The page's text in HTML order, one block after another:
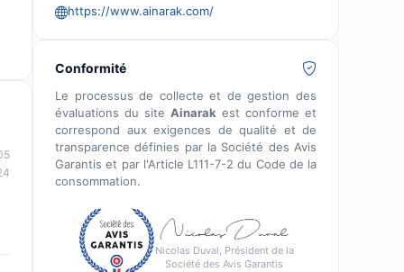
https://www.ainarak.com/
Conformité
Le processus de collecte et de gestion des
évaluations du site Ainarak est conforme et
correspond aux exigences de qualité et de
transparence définies par la Société des Avis
Garantis et par l'Article L111-7-2 du Code de la
consommation.
Nicolas Duval, Président de la
Société des Avis Garantis